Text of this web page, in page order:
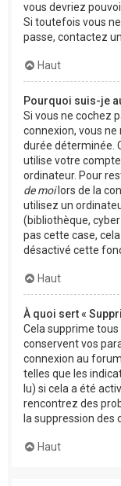
vous devriez
Si toutefois vous
passe, contactez
Haut
Pourquoi suis-je
Si vous ne cochez
connexion, vous
durée déterminée.
utilise votre
ordinateur. Pour
de moilors de la
utilisez un
(bibliothèque,
pas cette case,
désactivé cette
Haut
À quoi sert «
Cela supprime tous
conservent vos
connexion au
telles que les
lu) si cela a été
rencontrez des
la suppression des
Haut